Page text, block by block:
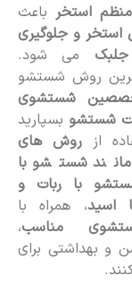
استخرباعث
استخر و جلوگیری
می شود.
روش شستشو
شستشوی
شستشوبسپارید
از روش های
مانند شستشو با
با ربات و
، همراه با
مناسب،
و بهداشتی برای